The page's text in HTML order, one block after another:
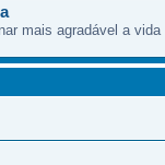
mais agradável a vida